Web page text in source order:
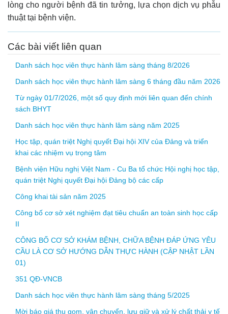
lòng cho người bệnh đã tin tưởng, lựa chọn dịch vụ phẫu
thuật tại bệnh viện.
Các bài viết liên quan
Danh sách học viên thực hành lâm sàng tháng 8/2026
Danh sách học viên thực hành lâm sàng 6 tháng đầu năm 2026
Từ ngày 01/7/2026, một số quy định mới liên quan đến chính
sách BHYT
Danh sách học viên thực hành lâm sàng năm 2025
Học tập, quán triệt Nghị quyết Đại hội XIV của Đảng và triển
khai các nhiệm vụ trọng tâm
Bệnh viện Hữu nghị Việt Nam - Cu Ba tổ chức Hội nghị học tập,
quán triệt Nghị quyết Đại hội Đảng bộ các cấp
Công khai tài sản năm 2025
Công bố cơ sở xét nghiệm đạt tiêu chuẩn an toàn sinh học cấp
II
CÔNG BỐ CƠ SỞ KHÁM BỆNH, CHỮA BỆNH ĐÁP ỨNG YÊU
CẦU LÀ CƠ SỞ HƯỚNG DẪN THỰC HÀNH (CẬP NHẬT LẦN
01)
351 QĐ-VNCB
Danh sách học viên thực hành lâm sàng tháng 5/2025
Mời báo giá thu gom, vận chuyển, lưu giữ và xử lý chất thải y tế